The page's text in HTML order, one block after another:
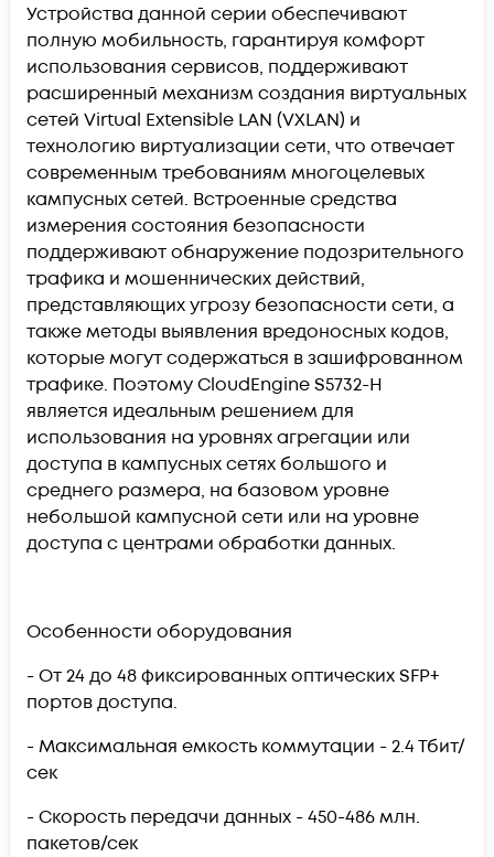
Устройства данной серии обеспечивают
полную мобильность, гарантируя комфорт
использования сервисов, поддерживают
расширенный механизм создания виртуальных
сетей Virtual Extensible LAN (VXLAN) и
технологию виртуализации сети, что отвечает
современным требованиям многоцелевых
кампусных сетей. Встроенные средства
измерения состояния безопасности
поддерживают обнаружение подозрительного
трафика и мошеннических действий,
представляющих угрозу безопасности сети, а
также методы выявления вредоносных кодов,
которые могут содержаться в зашифрованном
трафике. Поэтому CloudEngine S5732-H
является идеальным решением для
использования на уровнях агрегации или
доступа в кампусных сетях большого и
среднего размера, на базовом уровне
небольшой кампусной сети или на уровне
доступа с центрами обработки данных.
Особенности оборудования
- От 24 до 48 фиксированных оптических SFP+
портов доступа.
- Максимальная емкость коммутации - 2.4 Тбит/
сек
- Скорость передачи данных - 450-486 млн.
пакетов/сек